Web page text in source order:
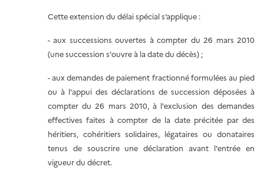
Cette extension du délai spécial s’applique :
- aux successions ouvertes à compter du 26 mars 2010
(une succession s'ouvre à la date du décès) ;
- aux demandes de paiement fractionné formulées au pied
ou à l'appui des déclarations de succession déposées à
compter du 26 mars 2010, à l'exclusion des demandes
effectives faites à compter de la date précitée par des
héritiers, cohéritiers solidaires, légataires ou donataires
tenus de souscrire une déclaration avant l'entrée en
vigueur du décret.